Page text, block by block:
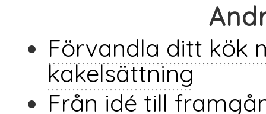
Förvandla ditt kök
kakelsättning
Från idé till